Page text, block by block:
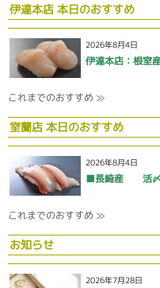
伊達本店 本日のおすすめ
2026年8月4日
伊達本店：根
これまでのおすすめ ≫
室蘭店 本日のおすすめ
2026年8月4日
■長崎産 活
これまでのおすすめ ≫
お知らせ
2026年7月28日